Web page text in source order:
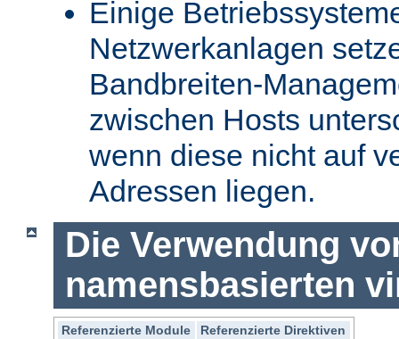
Einige
Netzwerkanlagen
Bandbreiten-
zwischen Hosts
wenn diese nicht auf
Adressen liegen.
Die Verwendung
namensbasierten
Referenzierte Module
Referenzierte Direktiven